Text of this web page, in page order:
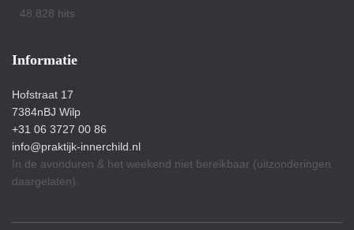
48.828 hits
Informatie
Hofstraat 17
7384nBJ Wilp
+31 06 3727 00 86
info@praktijk-innerchild.nl
In de avonduren & het weekend niet bereikbaar (uitzonderingen
daargelaten).